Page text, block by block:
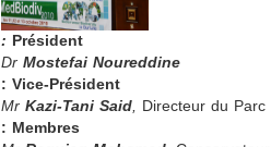
Président
:
DrMostefai Noureddine
Vice-Président :
MrKazi-Tani Said, Directeur du
Membres :